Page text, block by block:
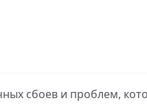
сбоев и проблем,